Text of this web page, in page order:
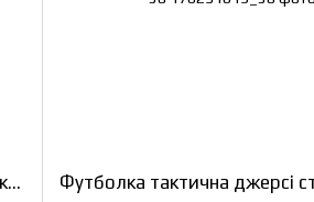
Футболка тактична джерсі стрейч піксель ЗСУ 58